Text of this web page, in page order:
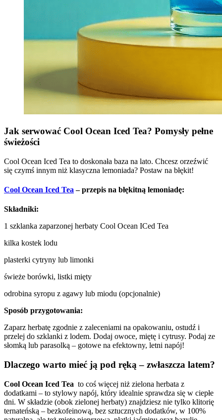
Jak serwować Cool Ocean Iced Tea? Pomysły pełne
świeżości
Cool Ocean Iced Tea to doskonała baza na lato. Chcesz orzeźwić
się czymś innym niż klasyczna lemoniada? Postaw na błękit!
Cool Ocean Iced Tea – przepis na błękitną lemoniadę:
Składniki:
1 szklanka zaparzonej herbaty Cool Ocean ICed Tea
kilka kostek lodu
plasterki cytryny lub limonki
świeże borówki, listki mięty
odrobina syropu z agawy lub miodu (opcjonalnie)
Sposób przygotowania:
Zaparz herbatę zgodnie z zaleceniami na opakowaniu, ostudź i
przelej do szklanki z lodem. Dodaj owoce, miętę i cytrusy. Podaj ze
słomką lub parasolką – gotowe na efektowny, letni napój!
Dlaczego warto mieć ją pod ręką – zwłaszcza latem?
Cool Ocean Iced Tea to coś więcej niż zielona herbata z
dodatkami – to stylowy napój, który idealnie sprawdza się w ciepłe
dni. W składzie (obok zielonej herbaty) znajdziesz nie tylko klitorię
ternateńską – bezkofeinową, bez sztucznych dodatków, w 100%